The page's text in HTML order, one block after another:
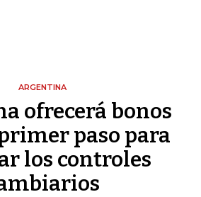
ARGENTINA
ofrecerá bonos
paso para
los controles